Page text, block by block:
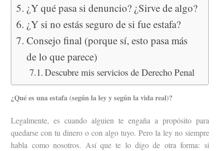
¿Y qué pasa si denuncio? ¿Sirve de algo?
¿Y si no estás seguro de si fue estafa?
Consejo final (porque sí, esto pasa más
de lo que parece)
Descubre mis servicios de Derecho Penal
¿Qué es una estafa (según la ley y según la vida real)?
Legalmente, es cuando alguien te engaña a propósito para
quedarse con tu dinero o con algo tuyo. Pero la ley no siempre
habla como nosotros. Así que te lo digo de otra forma: si